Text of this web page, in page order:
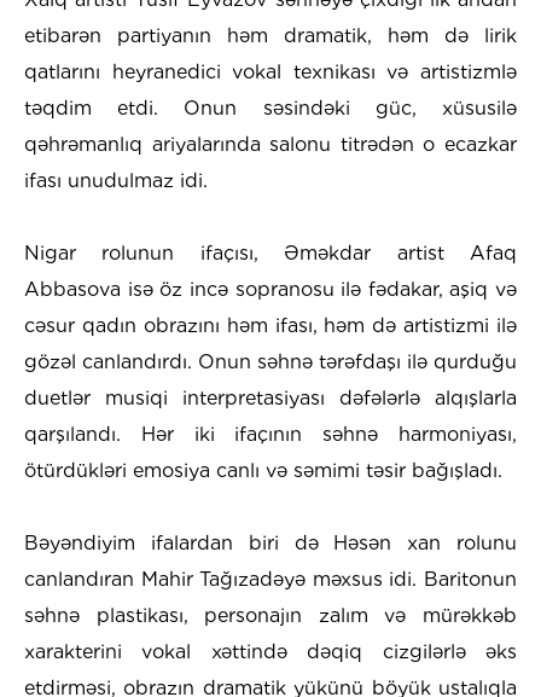
etibarən partiyanın həm dramatik, həm də lirik
qatlarını heyranedici vokal texnikası və artistizmlə
təqdim etdi. Onun səsindəki güc, xüsusilə
qəhrəmanlıq ariyalarında salonu titrədən o ecazkar
ifası unudulmaz idi.
Nigar rolunun ifaçısı, Əməkdar artist Afaq
Abbasova isə öz incə sopranosu ilə fədakar, aşiq və
cəsur qadın obrazını həm ifası, həm də artistizmi ilə
gözəl canlandırdı. Onun səhnə tərəfdaşı ilə qurduğu
duetlər musiqi interpretasiyası dəfələrlə alqışlarla
qarşılandı. Hər iki ifaçının səhnə harmoniyası,
ötürdükləri emosiya canlı və səmimi təsir bağışladı.
Bəyəndiyim ifalardan biri də Həsən xan rolunu
canlandıran Mahir Tağızadəyə məxsus idi. Baritonun
səhnə plastikası, personajın zalım və mürəkkəb
xarakterini vokal xəttində dəqiq cizgilərlə əks
etdirməsi, obrazın dramatik yükünü böyük ustalıqla